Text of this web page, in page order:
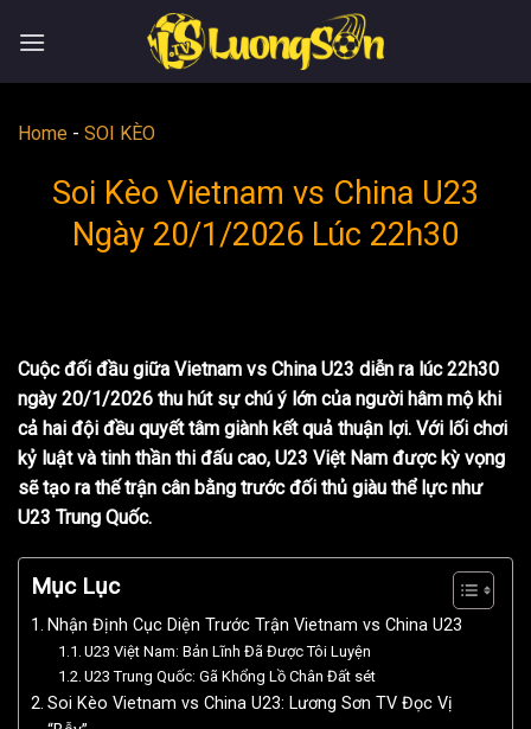
Home - SOI KÈO
Soi Kèo Vietnam vs China U23
Ngày 20/1/2026 Lúc 22h30
Cuộc đối đầu giữa Vietnam vs China U23 diễn ra lúc 22h30
ngày 20/1/2026 thu hút sự chú ý lớn của người hâm mộ khi
cả hai đội đều quyết tâm giành kết quả thuận lợi. Với lối chơi
kỷ luật và tinh thần thi đấu cao, U23 Việt Nam được kỳ vọng
sẽ tạo ra thế trận cân bằng trước đối thủ giàu thể lực như
U23 Trung Quốc.
Mục Lục
Nhận Định Cục Diện Trước Trận Vietnam vs China U23
U23 Việt Nam: Bản Lĩnh Đã Được Tôi Luyện
U23 Trung Quốc: Gã Khổng Lồ Chân Đất sét
Soi Kèo Vietnam vs China U23: Lương Sơn TV Đọc Vị